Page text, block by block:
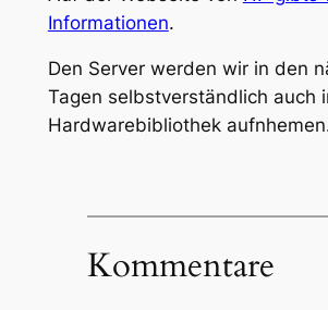
Informationen.
Den Server werden wir in den
Tagen selbstverständlich auch
Hardwarebibliothek
Kommentare